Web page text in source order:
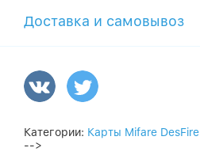
Доставка и самовывоз
Категории: Карты Mifare DesFire
-->